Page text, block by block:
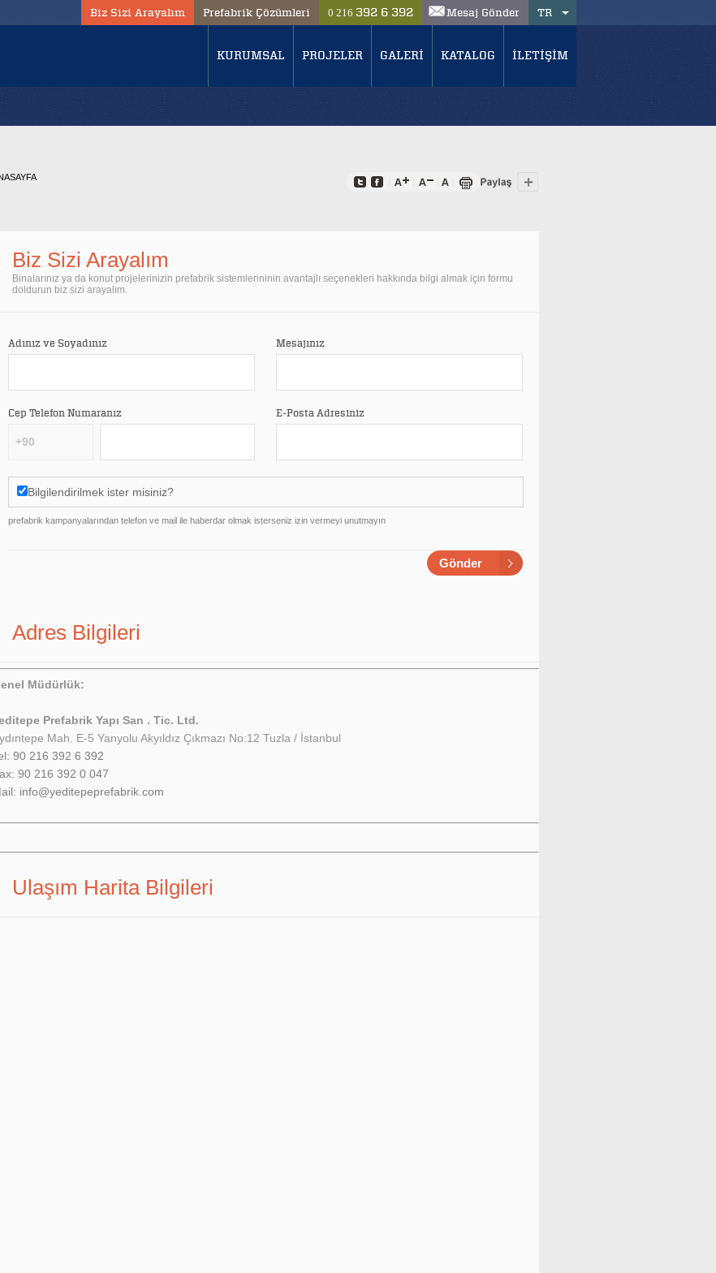
Biz Sizi Arayalım Prefabrik Çözümleri 0 216 392 6 392 Mesaj Gönder TR
KURUMSAL PROJELER GALERİ KATALOG İLETİŞİM
Biz Sizi Arayalım
Binalarınız ya da konut projelerinizin prefabrik sistemlerininin avantajlı seçenekleri hakkında bilgi almak için formu
doldurun biz sizi arayalım.
Adınız ve Soyadınız
Cep Telefon Numaranız
+90
Mesajınız
E-Posta Adresiniz
Bilgilendirilmek ister misiniz?
prefabrik kampanyalarından telefon ve mail ile haberdar olmak isterseniz izin vermeyi unutmayın
Adres Bilgileri
Müdürlük:
Prefabrik Yapı San . Tic. Ltd.
Mah. E-5 Yanyolu Akyıldız Çıkmazı No:12 Tuzla / İstanbul
90 216 392 6 392
90 216 392 0 047
info@yeditepeprefabrik.com
Ulaşım Harita Bilgileri